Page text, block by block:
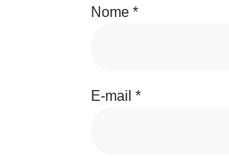
Nome *
E-mail *